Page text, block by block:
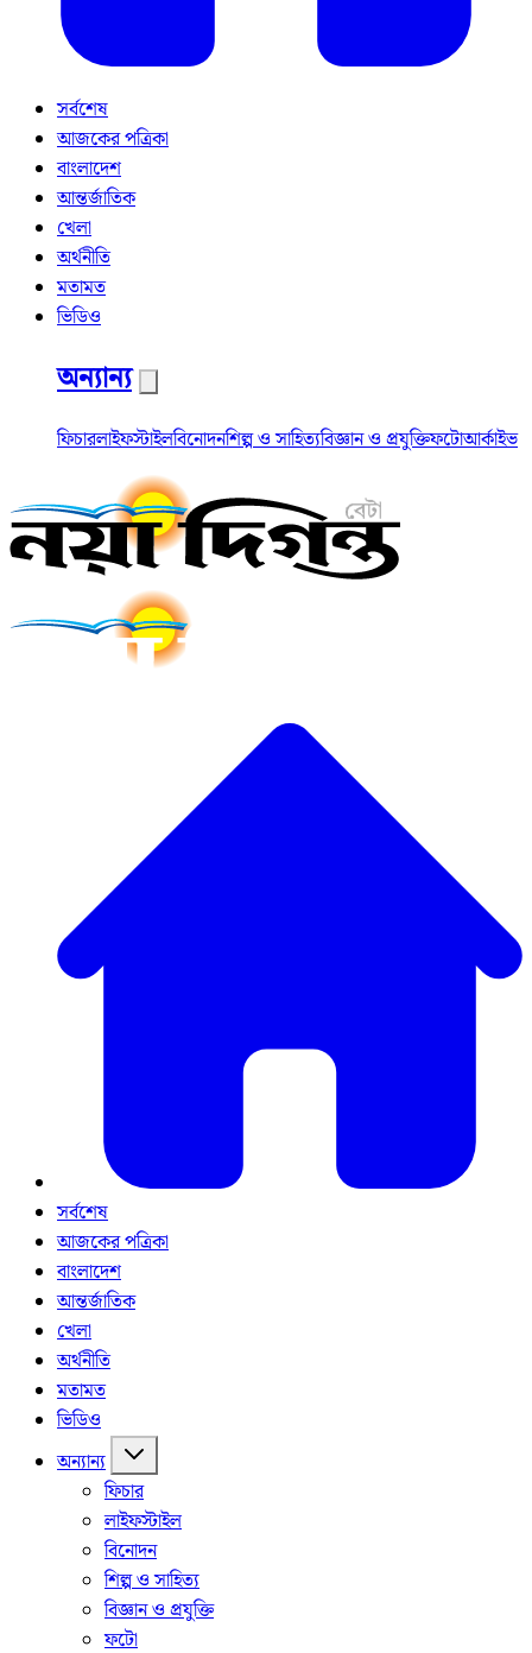
সর্বশেষ
আজকের পত্রিকা
বাংলাদেশ
আন্তর্জাতিক
খেলা
অর্থনীতি
মতামত
ভিডিও
অন্যান্য
ফিচারলাইফস্টাইলবিনোদনশিল্প ও সাহিত্যবিজ্ঞান ও প্রযুক্তিফটোআর্কাইভ
সর্বশেষ
আজকের পত্রিকা
বাংলাদেশ
আন্তর্জাতিক
খেলা
অর্থনীতি
মতামত
ভিডিও
অন্যান্য
ফিচার
লাইফস্টাইল
বিনোদন
শিল্প ও সাহিত্য
বিজ্ঞান ও প্রযুক্তি
ফটো